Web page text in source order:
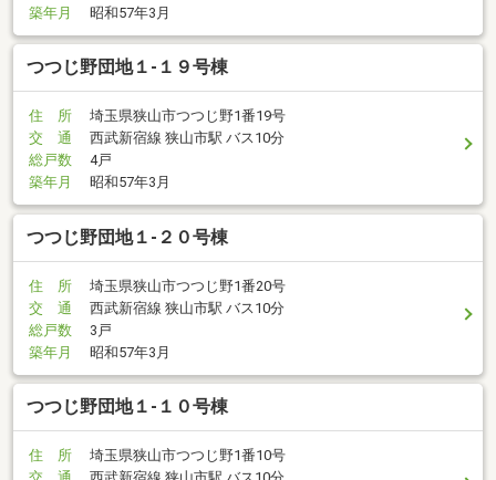
築年月
昭和57年3月
つつじ野団地１-１９号棟
住 所
埼玉県狭山市つつじ野1番19号
交 通
西武新宿線 狭山市駅 バス10分
総戸数
4戸
築年月
昭和57年3月
つつじ野団地１-２０号棟
住 所
埼玉県狭山市つつじ野1番20号
交 通
西武新宿線 狭山市駅 バス10分
総戸数
3戸
築年月
昭和57年3月
つつじ野団地１-１０号棟
住 所
埼玉県狭山市つつじ野1番10号